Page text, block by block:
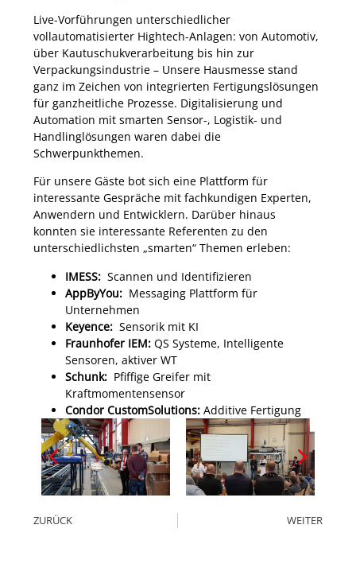
Live-Vorführungen unterschiedlicher
vollautomatisierter Hightech-Anlagen: von Automotiv,
über Kautuschukverarbeitung bis hin zur
Verpackungsindustrie – Unsere Hausmesse stand
ganz im Zeichen von integrierten Fertigungslösungen
für ganzheitliche Prozesse. Digitalisierung und
Automation mit smarten Sensor-, Logistik- und
Handlinglösungen waren dabei die
Schwerpunkthemen.
Für unsere Gäste bot sich eine Plattform für
interessante Gespräche mit fachkundigen Experten,
Anwendern und Entwicklern. Darüber hinaus
konnten sie interessante Referenten zu den
unterschiedlichsten „smarten“ Themen erleben:
IMESS: Scannen und Identifizieren
AppByYou: Messaging Plattform für
Unternehmen
Keyence: Sensorik mit KI
Fraunhofer IEM: QS Systeme, Intelligente
Sensoren, aktiver WT
Schunk: Pfiffige Greifer mit
Kraftmomentensensor
Condor CustomSolutions:Additive Fertigung
ZURÜCK WEITER